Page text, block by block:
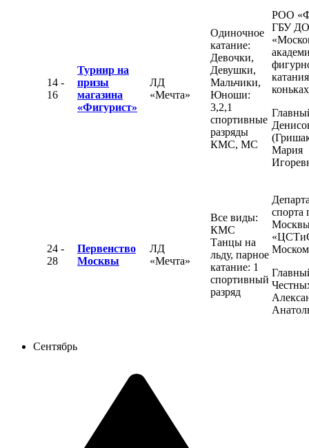
14 -
16
Турнир на
призы
магазина
«Фигурист»
ЛД
«Мечта»
Одиночное
катание:
Девочки,
Девушки,
Мальчики,
Юноши:
3,2,1
спортивные
разряды
КМС, МС
РОО
ГБУ ДО
Мария
24 -
28
Первенство
Москвы
ЛД
«Мечта»
Все виды:
КМС
Танцы на
льду, парное
катание: 1
спортивный
разряд
спорта
Сентябрь